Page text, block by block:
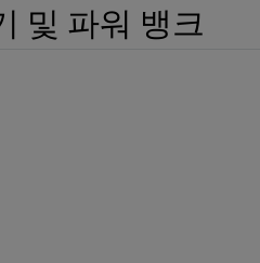
및 파워 뱅크